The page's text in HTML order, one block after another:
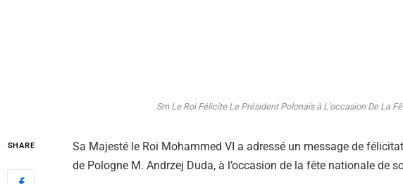
Sm Le Roi Félicite Le Président Polonais à L’occasion De La
SHARE
Sa Majesté le Roi Mohammed VI a adressé un message de
de Pologne M. Andrzej Duda, à l’occasion de la fête nationale de